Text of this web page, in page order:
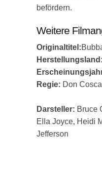
befördern.
Weitere
Originaltitel:
Herstellungsland:
Regie: Don
Darsteller: Bruce
Ella Joyce, Heidi
Jefferson